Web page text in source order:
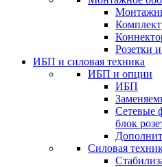
Розетки
ИБП и силовая техника
ИБП и опции
ИБП
Сетевые
блок
Силовая